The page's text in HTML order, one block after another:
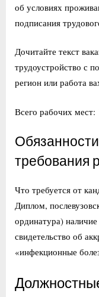
об условиях
подписания
Дочитайте текст
трудоустройство с
регион или работа
Всего рабочих мест:
требования
Что требуется от
Диплом,
ординатура)
свидетельство об
«инфекционные